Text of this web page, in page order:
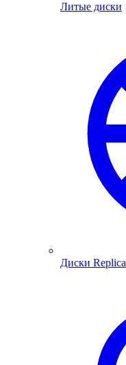
Литые диски
Диски Replica